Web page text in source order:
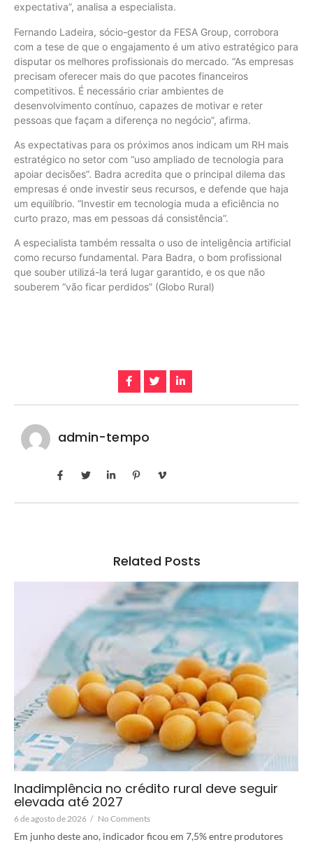
expectativa”, analisa a especialista.
Fernando Ladeira, sócio-gestor da FESA Group, corrobora
com a tese de que o engajamento é um ativo estratégico para
disputar os melhores profissionais do mercado. “As empresas
precisam oferecer mais do que pacotes financeiros
competitivos. É necessário criar ambientes de
desenvolvimento contínuo, capazes de motivar e reter
pessoas que façam a diferença no negócio”, afirma.
As expectativas para os próximos anos indicam um RH mais
estratégico no setor com “uso ampliado de tecnologia para
apoiar decisões”. Badra acredita que o principal dilema das
empresas é onde investir seus recursos, e defende que haja
um equilíbrio. “Investir em tecnologia muda a eficiência no
curto prazo, mas em pessoas dá consistência”.
A especialista também ressalta o uso de inteligência artificial
como recurso fundamental. Para Badra, o bom profissional
que souber utilizá-la terá lugar garantido, e os que não
souberem “vão ficar perdidos” (Globo Rural)
admin-tempo
Related Posts
Inadimplência no crédito rural deve seguir
elevada até 2027
6 de agosto de 2026 / No Comments
Em junho deste ano, indicador ficou em 7,5% entre produtores